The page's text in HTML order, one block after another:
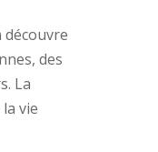
découvre
des
La
vie